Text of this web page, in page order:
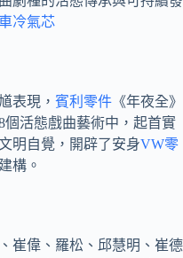
冷氣芯
表現， 賓利零件 《年夜全》
個活態戲曲藝術中，起首實
明自覺，開辟了安身VW零
構。
崔偉、羅松、邱慧明、崔德